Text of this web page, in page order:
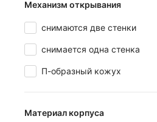
Механизм открывания
снимаются две стенки
снимается одна стенка
П-образный кожух
Материал корпуса